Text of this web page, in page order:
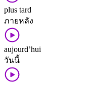
plus tard
ภายหลัง
aujourd’hui
วันนี้